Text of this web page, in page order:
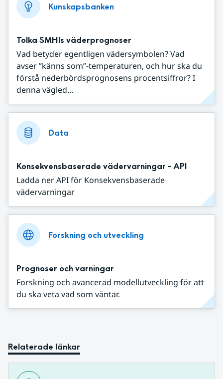
Kunskapsbanken
Tolka SMHIs väderprognoser
Vad betyder egentligen vädersymbolen? Vad
avser ”känns som”-temperaturen, och hur ska du
förstå nederbördsprognosens procentsiffror? I
denna vägled...
Data
Konsekvensbaserade vädervarningar - API
Ladda ner API för Konsekvensbaserade
vädervarningar
Forskning och utveckling
Prognoser och varningar
Forskning och avancerad modellutveckling för att
du ska veta vad som väntar.
Relaterade länkar